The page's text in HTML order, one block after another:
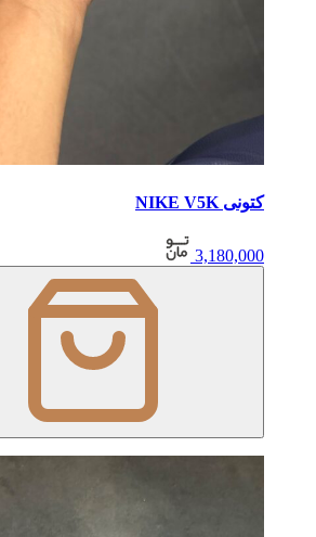
کتونی NIKE V5K
3,180,000